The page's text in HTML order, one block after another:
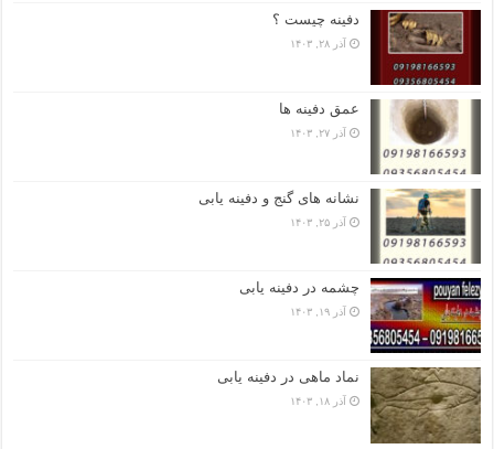
دفینه چیست ؟
آذر ۲۸, ۱۴۰۳
عمق دفینه ها
آذر ۲۷, ۱۴۰۳
نشانه های گنج و دفینه یابی
آذر ۲۵, ۱۴۰۳
چشمه در دفینه یابی
آذر ۱۹, ۱۴۰۳
نماد ماهی در دفینه یابی
آذر ۱۸, ۱۴۰۳